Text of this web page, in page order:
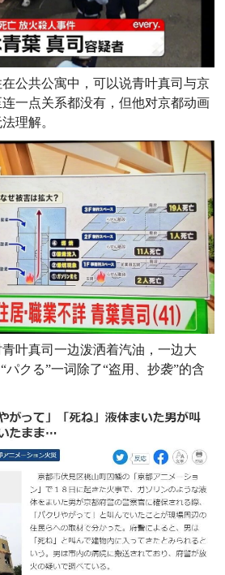
公共公寓中，可以说青叶真司与京
一点关系都没有，但他对京都动画
理解。
青叶真司一边泼洒着汽油，一边大
“パクる”一词除了“盗用、抄袭”的含